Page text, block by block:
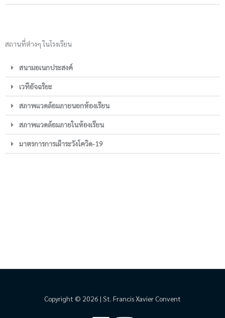
สถานที่ต่างๆ ในโรงเรียน
สนามอเนกประสงค์
เวทีอัจฉริยะ
สภาพแวดล้อมภายนอกห้องเรียน
สภาพแวดล้อมภายในห้องเรียน
มาตรการการเฝ้าระวังโควิด-19
Copyright © 2026 | St. Francis Xavier Convent